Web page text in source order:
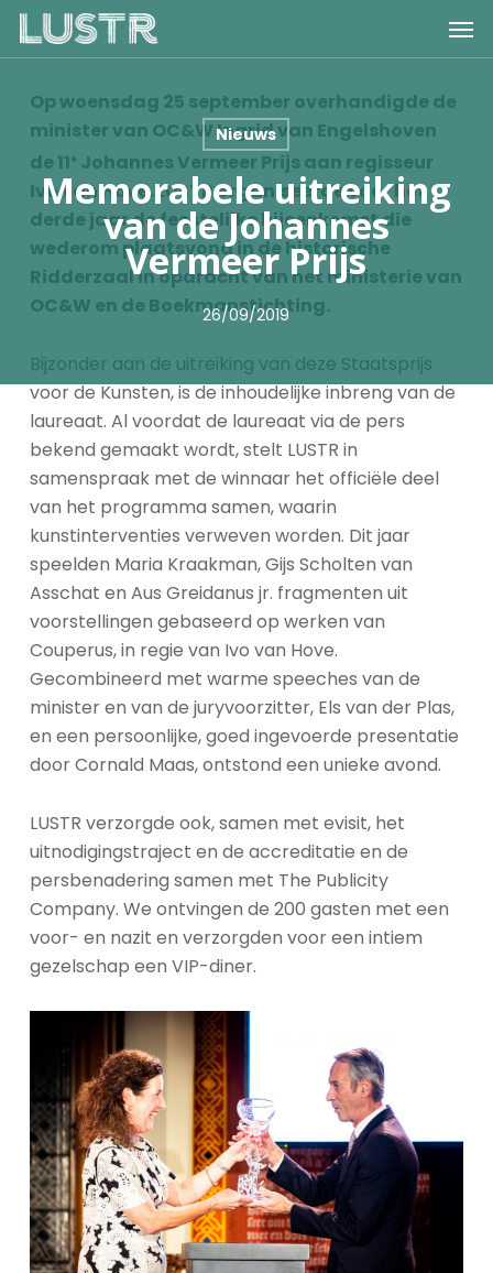
Skip
content
Nieuws
Memorabele uitreiking
van de Johannes
Vermeer Prijs
26/09/2019
Op woensdag 25 september overhandigde de
minister van OC&W Ingrid van Engelshoven
de 11e Johannes Vermeer Prijs aan regisseur
Ivo van Hove. LUSTR organiseerde voor het
derde jaar de feestelijke bijeenkomst die
wederom plaatsvond in de historische
Ridderzaal in opdracht van het ministerie van
OC&W en de Boekmanstichting.
Bijzonder aan de uitreiking van deze Staatsprijs
voor de Kunsten, is de inhoudelijke inbreng van de
laureaat. Al voordat de laureaat via de pers
bekend gemaakt wordt, stelt LUSTR in
samenspraak met de winnaar het officiële deel
van het programma samen, waarin
kunstinterventies verweven worden. Dit jaar
speelden Maria Kraakman, Gijs Scholten van
Asschat en Aus Greidanus jr. fragmenten uit
voorstellingen gebaseerd op werken van
Couperus, in regie van Ivo van Hove.
Gecombineerd met warme speeches van de
minister en van de juryvoorzitter, Els van der Plas,
en een persoonlijke, goed ingevoerde presentatie
door Cornald Maas, ontstond een unieke avond.
LUSTR verzorgde ook, samen met evisit, het
uitnodigingstraject en de accreditatie en de
persbenadering samen met The Publicity
Company. We ontvingen de 200 gasten met een
voor- en nazit en verzorgden voor een intiem
gezelschap een VIP-diner.